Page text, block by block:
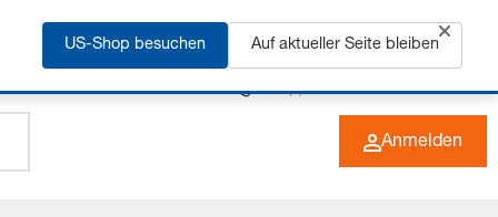
+49 (0) 6266 73-0 DE
Anmelden
US-Shop besuchen Auf aktueller Seite bleiben